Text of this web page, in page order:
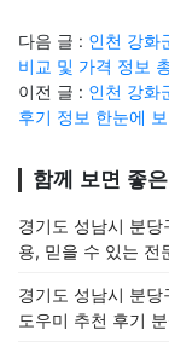
다음 글 : 인천 강화
비교 및 가격 정보
이전 글 : 인천 강화
후기 정보 한눈에
함께 보면 좋
경기도 성남시 분
용, 믿을 수 있는 전
경기도 성남시 분
도우미 추천 후기